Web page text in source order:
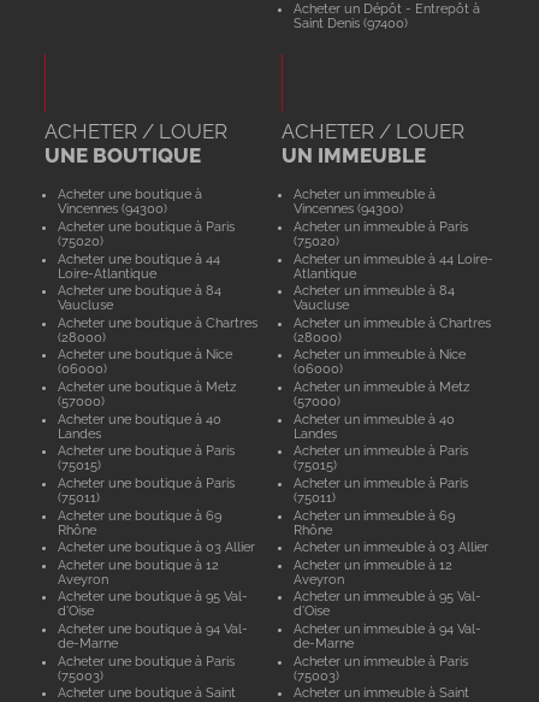
Acheter un Dépôt - Entrepôt à
Saint Denis (97400)
ACHETER / LOUER
UNE BOUTIQUE
Acheter une boutique à
Vincennes (94300)
Acheter une boutique à Paris
(75020)
Acheter une boutique à 44
Loire-Atlantique
Acheter une boutique à 84
Vaucluse
Acheter une boutique à Chartres
(28000)
Acheter une boutique à Nice
(06000)
Acheter une boutique à Metz
(57000)
Acheter une boutique à 40
Landes
Acheter une boutique à Paris
(75015)
Acheter une boutique à Paris
(75011)
Acheter une boutique à 69
Rhône
Acheter une boutique à 03 Allier
Acheter une boutique à 12
Aveyron
Acheter une boutique à 95 Val-
d'Oise
Acheter une boutique à 94 Val-
de-Marne
Acheter une boutique à Paris
(75003)
Acheter une boutique à Saint
ACHETER / LOUER
UN IMMEUBLE
Acheter un immeuble à
Vincennes (94300)
Acheter un immeuble à Paris
(75020)
Acheter un immeuble à 44 Loire-
Atlantique
Acheter un immeuble à 84
Vaucluse
Acheter un immeuble à Chartres
(28000)
Acheter un immeuble à Nice
(06000)
Acheter un immeuble à Metz
(57000)
Acheter un immeuble à 40
Landes
Acheter un immeuble à Paris
(75015)
Acheter un immeuble à Paris
(75011)
Acheter un immeuble à 69
Rhône
Acheter un immeuble à 03 Allier
Acheter un immeuble à 12
Aveyron
Acheter un immeuble à 95 Val-
d'Oise
Acheter un immeuble à 94 Val-
de-Marne
Acheter un immeuble à Paris
(75003)
Acheter un immeuble à Saint